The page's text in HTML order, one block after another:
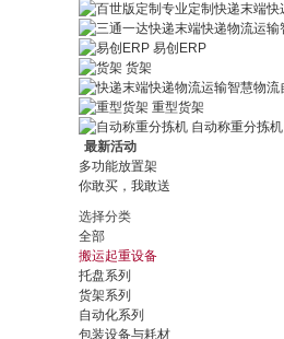
易创ERP
货架
重型货架
自动称重分拣机
最新活动
多功能放置架
你敢买，我敢送
选择分类
全部
搬运起重设备
托盘系列
货架系列
自动化系列
包装设备与耗材